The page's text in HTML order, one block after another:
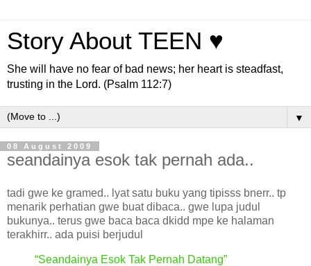
Story About TEEN ♥
She will have no fear of bad news; her heart is steadfast,
trusting in the Lord. (Psalm 112:7)
▼
08 August 2009
seandainya esok tak pernah ada..
tadi gwe ke gramed.. lyat satu buku yang tipisss bnerr.. tp
menarik perhatian gwe buat dibaca.. gwe lupa judul
bukunya.. terus gwe baca baca dkidd mpe ke halaman
terakhirr.. ada puisi berjudul
“Seandainya Esok Tak Pernah Datang”